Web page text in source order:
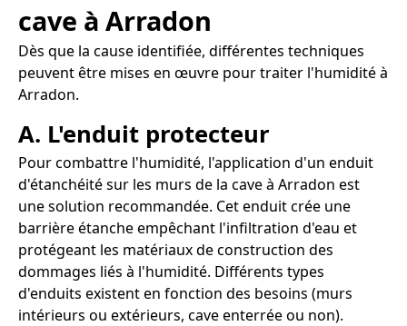
cave à Arradon
Dès que la cause identifiée, différentes techniques
peuvent être mises en œuvre pour traiter l'humidité à
Arradon.
A. L'enduit protecteur
Pour combattre l'humidité, l'application d'un enduit
d'étanchéité sur les murs de la cave à Arradon est
une solution recommandée. Cet enduit crée une
barrière étanche empêchant l'infiltration d'eau et
protégeant les matériaux de construction des
dommages liés à l'humidité. Différents types
d'enduits existent en fonction des besoins (murs
intérieurs ou extérieurs, cave enterrée ou non).